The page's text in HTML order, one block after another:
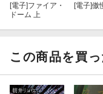
[電子]ファイア・
ドーム 上
[電子]傲
この商品を買